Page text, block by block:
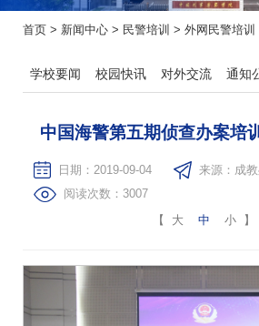
首页 > 新闻中心 > 民警培训 > 外网民警培训
学校要闻 校园快讯 对外交流 通知
中国海警第五期侦查办案培
日期：2019-09-04 来源：成
阅读次数： 3007
【
大 中 小 】